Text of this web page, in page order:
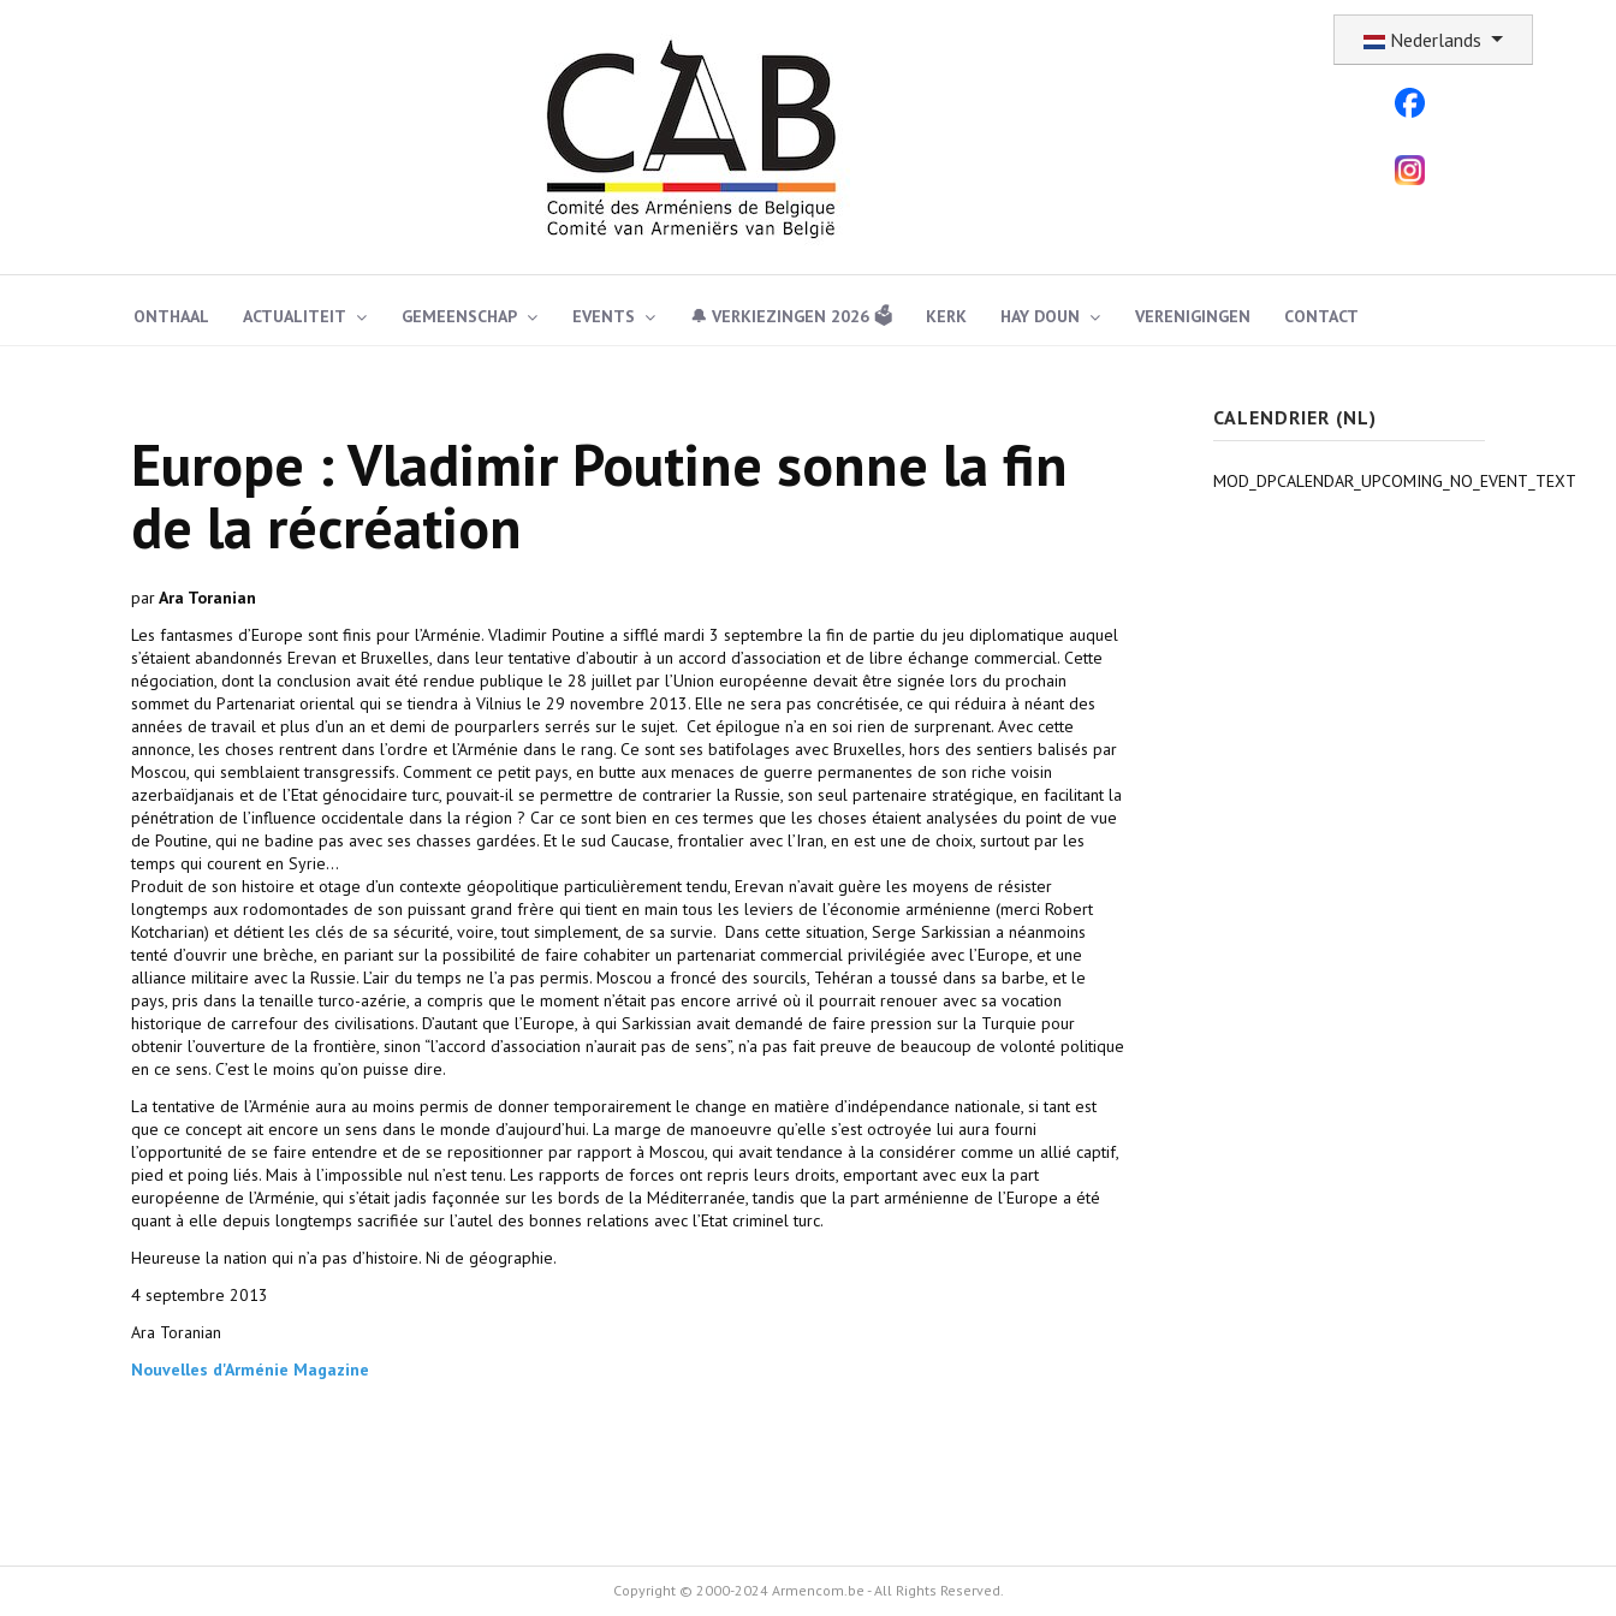
Nederlands
ONTHAAL ACTUALITEIT GEMEENSCHAP EVENTS 🔔 VERKIEZINGEN 2026 🗳️ KERK HAY DOUN VERENIGINGEN CONTACT
Europe : Vladimir Poutine sonne la fin
de la récréation
parAra Toranian
Les fantasmes d’Europe sont finis pour l’Arménie. Vladimir Poutine a sifflé mardi 3 septembre la fin de partie du jeu diplomatique auquel
s’étaient abandonnés Erevan et Bruxelles, dans leur tentative d’aboutir à un accord d’association et de libre échange commercial. Cette
négociation, dont la conclusion avait été rendue publique le 28 juillet par l’Union européenne devait être signée lors du prochain
sommet du Partenariat oriental qui se tiendra à Vilnius le 29 novembre 2013. Elle ne sera pas concrétisée, ce qui réduira à néant des
années de travail et plus d’un an et demi de pourparlers serrés sur le sujet. Cet épilogue n’a en soi rien de surprenant. Avec cette
annonce, les choses rentrent dans l’ordre et l’Arménie dans le rang. Ce sont ses batifolages avec Bruxelles, hors des sentiers balisés par
Moscou, qui semblaient transgressifs. Comment ce petit pays, en butte aux menaces de guerre permanentes de son riche voisin
azerbaïdjanais et de l’Etat génocidaire turc, pouvait-il se permettre de contrarier la Russie, son seul partenaire stratégique, en facilitant la
pénétration de l’influence occidentale dans la région ? Car ce sont bien en ces termes que les choses étaient analysées du point de vue
de Poutine, qui ne badine pas avec ses chasses gardées. Et le sud Caucase, frontalier avec l’Iran, en est une de choix, surtout par les
temps qui courent en Syrie...
Produit de son histoire et otage d’un contexte géopolitique particulièrement tendu, Erevan n’avait guère les moyens de résister
longtemps aux rodomontades de son puissant grand frère qui tient en main tous les leviers de l’économie arménienne (merci Robert
Kotcharian) et détient les clés de sa sécurité, voire, tout simplement, de sa survie. Dans cette situation, Serge Sarkissian a néanmoins
tenté d’ouvrir une brèche, en pariant sur la possibilité de faire cohabiter un partenariat commercial privilégiée avec l’Europe, et une
alliance militaire avec la Russie. L’air du temps ne l’a pas permis. Moscou a froncé des sourcils, Tehéran a toussé dans sa barbe, et le
pays, pris dans la tenaille turco-azérie, a compris que le moment n’était pas encore arrivé où il pourrait renouer avec sa vocation
historique de carrefour des civilisations. D’autant que l’Europe, à qui Sarkissian avait demandé de faire pression sur la Turquie pour
obtenir l’ouverture de la frontière, sinon “l’accord d’association n’aurait pas de sens”, n’a pas fait preuve de beaucoup de volonté politique
en ce sens. C’est le moins qu’on puisse dire.
La tentative de l’Arménie aura au moins permis de donner temporairement le change en matière d’indépendance nationale, si tant est
que ce concept ait encore un sens dans le monde d’aujourd’hui. La marge de manoeuvre qu’elle s’est octroyée lui aura fourni
l’opportunité de se faire entendre et de se repositionner par rapport à Moscou, qui avait tendance à la considérer comme un allié captif,
pied et poing liés. Mais à l’impossible nul n’est tenu. Les rapports de forces ont repris leurs droits, emportant avec eux la part
européenne de l’Arménie, qui s’était jadis façonnée sur les bords de la Méditerranée, tandis que la part arménienne de l’Europe a été
quant à elle depuis longtemps sacrifiée sur l’autel des bonnes relations avec l’Etat criminel turc.
Heureuse la nation qui n’a pas d’histoire. Ni de géographie.
4 septembre 2013
Ara Toranian
Nouvelles d'Arménie Magazine
CALENDRIER (NL)
MOD_DPCALENDAR_UPCOMING_NO_EVENT_TEXT
Copyright © 2000-2024 Armencom.be - All Rights Reserved.